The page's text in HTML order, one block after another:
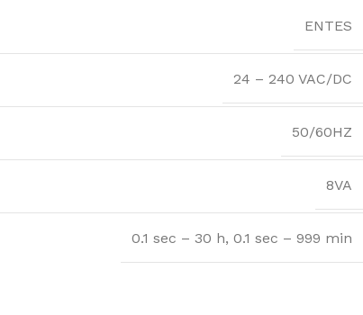
ENTES
24 – 240 VAC/DC
50/60HZ
8VA
0.1 sec – 30 h, 0.1 sec – 999 min